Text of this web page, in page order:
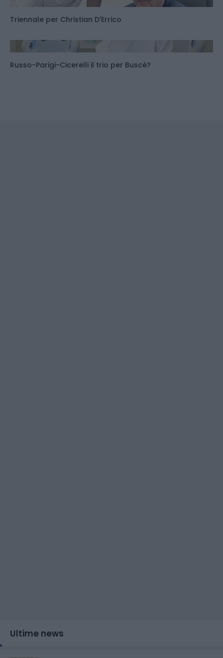
Triennale per Christian D'Errico
Russo-Parigi-Cicerelli il trio per Buscè?
Ultime news